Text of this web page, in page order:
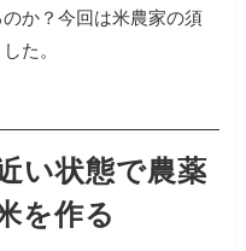
か？今回は米農家の須
た。
い状態で農薬
を作る